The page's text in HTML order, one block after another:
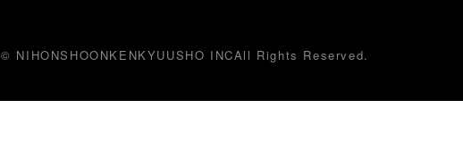
© NIHONSHOONKENKYUUSHO INCAll Rights Reserved.